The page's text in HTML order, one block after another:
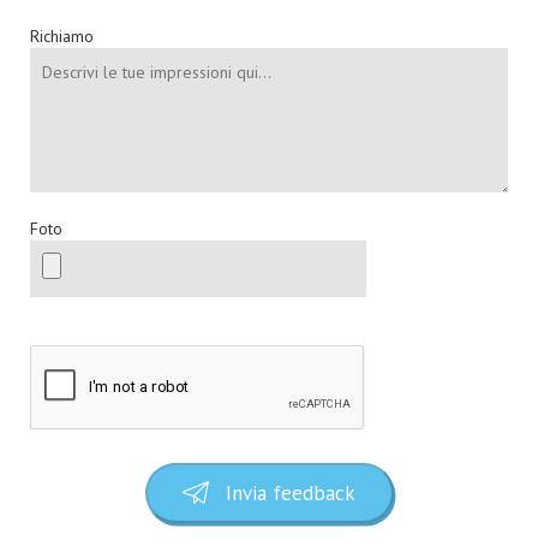
Richiamo
Foto
Invia feedback